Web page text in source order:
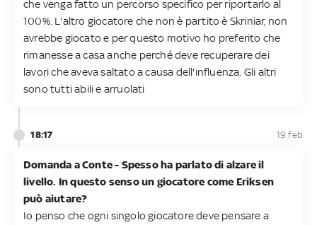
che venga fatto un percorso specifico per riportarlo al
100%. L'altro giocatore che non è partito è Skriniar, non
avrebbe giocato e per questo motivo ho preferito che
rimanesse a casa anche perché deve recuperare dei
lavori che aveva saltato a causa dell'influenza. Gli altri
sono tutti abili e arruolati
18:17 19 feb
Domanda a Conte - Spesso ha parlato di alzare il
livello. In questo senso un giocatore come Eriksen
può aiutare?
Io penso che ogni singolo giocatore deve pensare a